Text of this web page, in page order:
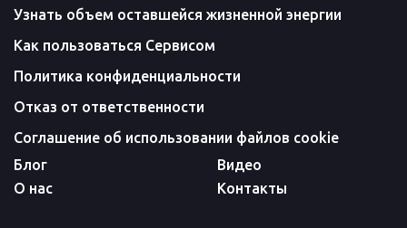
Узнать объем оставшейся жизненной энергии
Как пользоваться Сервисом
Политика конфиденциальности
Отказ от ответственности
Соглашение об использовании файлов cookie
Блог
Видео
О нас
Контакты